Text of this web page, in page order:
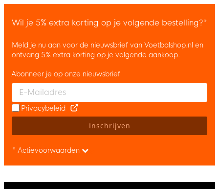
Wil je 5% extra korting op je volgende bestelling?*
Meld je nu aan voor de nieuwsbrief van Voetbalshop.nl en
ontvang 5% extra korting op je volgende aankoop.
Enter your email and accept the privacy policy to subscribe to
Abonneer je op onze nieuwsbrief
Privacybeleid
Inschrijven
* Actievoorwaarden